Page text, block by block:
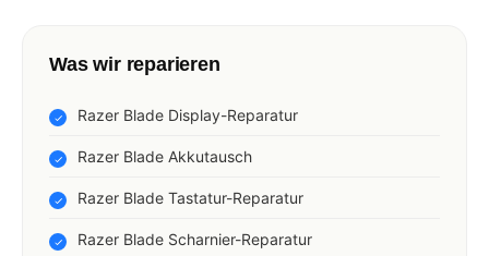
Was wir reparieren
Razer Blade Display-Reparatur
Razer Blade Akkutausch
Razer Blade Tastatur-Reparatur
Razer Blade Scharnier-Reparatur